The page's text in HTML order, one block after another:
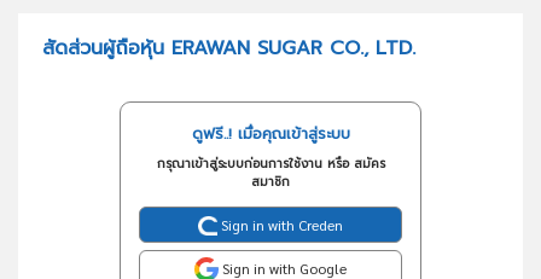
สัดส่วนผู้ถือหุ้น ERAWAN SUGAR CO., LTD.
ดูฟรี..! เมื่อคุณเข้าสู่ระบบ
กรุณาเข้าสู่ระบบก่อนการใช้งาน หรือ สมัคร
สมาชิก
Sign in with Creden
Sign in with Google